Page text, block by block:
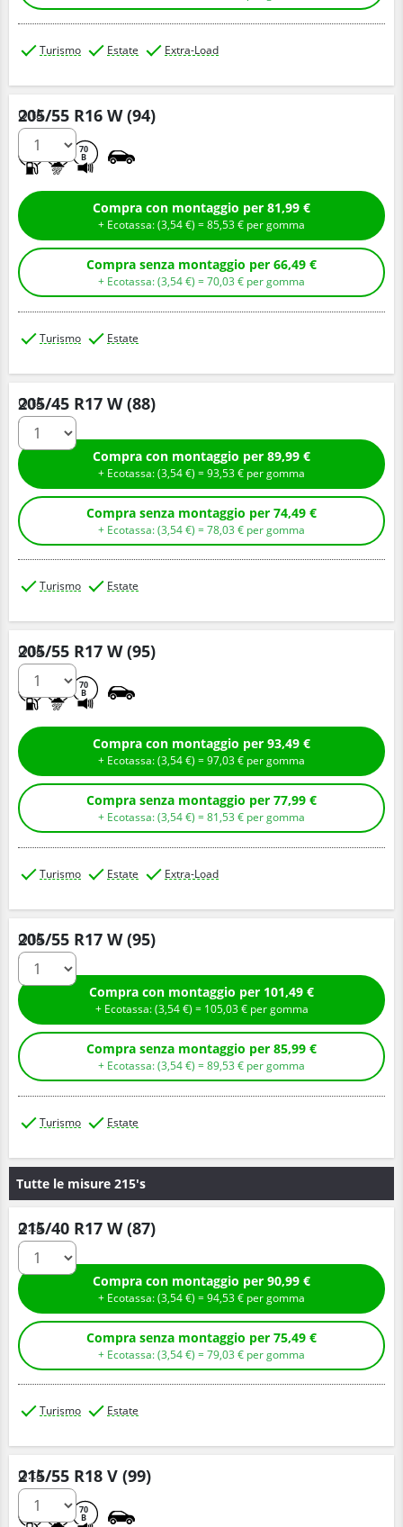
Turismo Estate Extra-Load
205/55 R16 W (94)
70
B
Q.tà
Compra con montaggio per 81,99 €
+ Ecotassa: (3,54€ ) =85,53€ per gomma
Compra senza montaggio per 66,49 €
+ Ecotassa: (3,54€ ) =70,03 € per gomma
Turismo Estate
205/45 R17 W (88)
Q.tà
Compra con montaggio per 89,99 €
+ Ecotassa: (3,54€ ) =93,53€ per gomma
Compra senza montaggio per 74,49 €
+ Ecotassa: (3,54€ ) =78,03 € per gomma
Turismo Estate
205/55 R17 W (95)
70
B
Q.tà
Compra con montaggio per 93,49 €
+ Ecotassa: (3,54€ ) =97,03€ per gomma
Compra senza montaggio per 77,99 €
+ Ecotassa: (3,54€ ) =81,53 € per gomma
Turismo Estate Extra-Load
205/55 R17 W (95)
Q.tà
Compra con montaggio per 101,49 €
+ Ecotassa: (3,54€ ) = 105,03€ per gomma
Compra senza montaggio per 85,99 €
+ Ecotassa: (3,54€ ) =89,53 € per gomma
Turismo Estate
Tutte le misure 215's
215/40 R17 W (87)
Q.tà
Compra con montaggio per 90,99 €
+ Ecotassa: (3,54€ ) =94,53€ per gomma
Compra senza montaggio per 75,49 €
+ Ecotassa: (3,54€ ) =79,03 € per gomma
Turismo Estate
215/55 R18 V (99)
70
B
Q.tà